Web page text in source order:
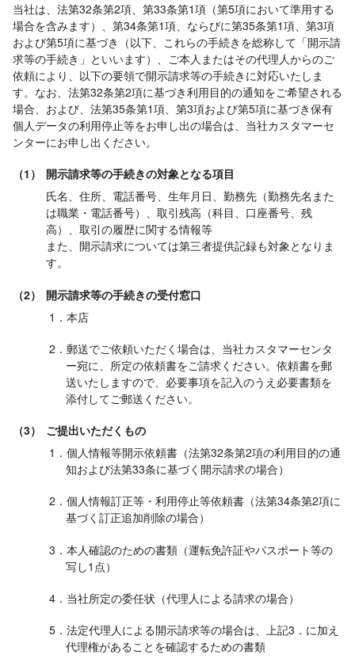
当社は、法第32条第2項、第33条第1項（第5項において準用する
場合を含みます）、第34条第1項、ならびに第35条第1項、第3項
および第5項に基づき（以下、これらの手続きを総称して「開示請
求等の手続き」といいます）、ご本人またはその代理人からのご
依頼により、以下の要領で開示請求等の手続きに対応いたしま
す。なお、法第32条第2項に基づき利用目的の通知をご希望される
場合、および、法第35条第1項、第3項および第5項に基づき保有
個人データの利用停止等をお申し出の場合は、当社カスタマーセ
ンターにお申し出ください。
（1）
開示請求等の手続きの対象となる項目
氏名、住所、電話番号、生年月日、勤務先（勤務先名また
は職業・電話番号）、取引残高（科目、口座番号、残
高）、取引の履歴に関する情報等
また、開示請求については第三者提供記録も対象となりま
す。
（2）
開示請求等の手続きの受付窓口
1．本店
2．郵送でご依頼いただく場合は、当社カスタマーセンタ
ー宛に、所定の依頼書をご請求ください。依頼書を郵
送いたしますので、必要事項を記入のうえ必要書類を
添付してご郵送ください。
（3）
ご提出いただくもの
1．個人情報等開示依頼書（法第32条第2項の利用目的の通
知および法第33条に基づく開示請求の場合）
2．個人情報訂正等・利用停止等依頼書（法第34条第2項に
基づく訂正追加削除の場合）
3．本人確認のための書類（運転免許証やパスポート等の
写し1点）
4．当社所定の委任状（代理人による請求の場合）
5．法定代理人による開示請求等の場合は、上記3．に加え
代理権があることを確認するための書類